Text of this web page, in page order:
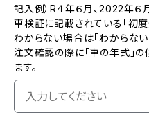
記入例）R４年６月、2022年６
車検証に記載されている「初度
わからない場合は「わからない
注文確認の際に「車の年式」
ます。